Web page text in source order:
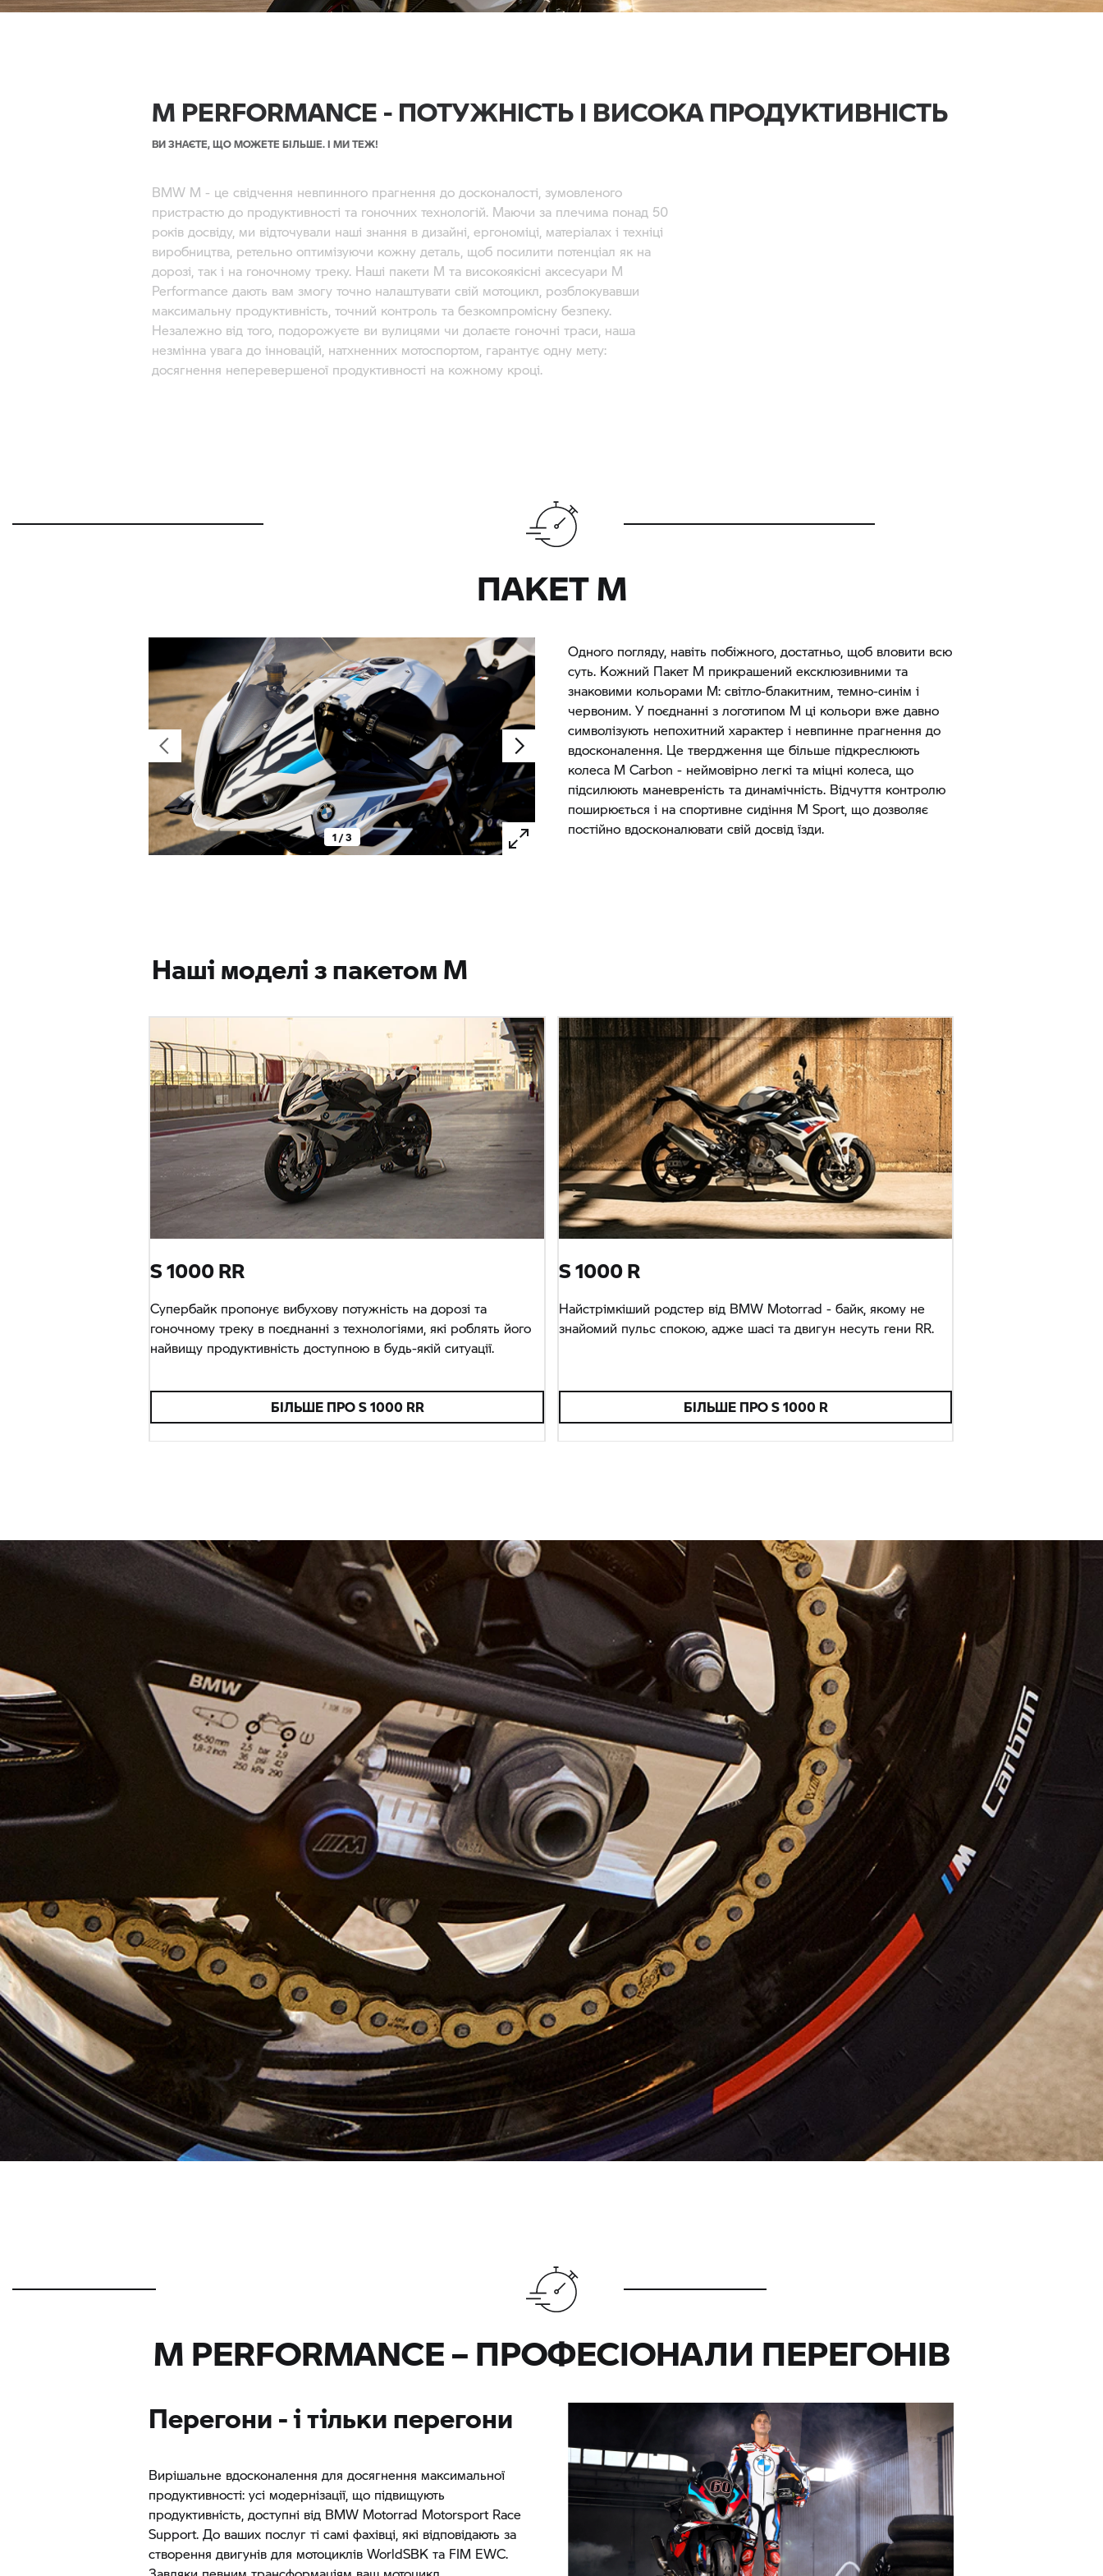
M PERFORMANCE - ПОТУЖНІСТЬ І ВИСОКА ПРОДУКТИВНІСТЬ
ВИ ЗНАЄТЕ, ЩО МОЖЕТЕ БІЛЬШЕ. І МИ ТЕЖ!
BMW M - це свідчення невпинного прагнення до досконалості, зумовленого
пристрастю до продуктивності та гоночних технологій. Маючи за плечима понад 50
років досвіду, ми відточували наші знання в дизайні, ергономіці, матеріалах і техніці
виробництва, ретельно оптимізуючи кожну деталь, щоб посилити потенціал як на
дорозі, так і на гоночному треку. Наші пакети M та високоякісні аксесуари M
Performance дають вам змогу точно налаштувати свій мотоцикл, розблокувавши
максимальну продуктивність, точний контроль та безкомпромісну безпеку.
Незалежно від того, подорожуєте ви вулицями чи долаєте гоночні траси, наша
незмінна увага до інновацій, натхненних мотоспортом, гарантує одну мету:
досягнення неперевершеної продуктивності на кожному кроці.
ПАКЕТ M
1 / 3
Одного погляду, навіть побіжного, достатньо, щоб вловити всю
суть. Кожний Пакет M прикрашений ексклюзивними та
знаковими кольорами M: світло-блакитним, темно-синім і
червоним. У поєднанні з логотипом M ці кольори вже давно
символізують непохитний характер і невпинне прагнення до
вдосконалення. Це твердження ще більше підкреслюють
колеса M Carbon - неймовірно легкі та міцні колеса, що
підсилюють маневреність та динамічність. Відчуття контролю
поширюється і на спортивне сидіння M Sport, що дозволяє
постійно вдосконалювати свій досвід їзди.
Наші моделі з пакетом M
S 1000 RR
Супербайк пропонує вибухову потужність на дорозі та
гоночному треку в поєднанні з технологіями, які роблять його
найвищу продуктивність доступною в будь-якій ситуації.
БІЛЬШЕ ПРОS 1000 RR
S 1000 R
Найстрімкіший родстер від BMW Motorrad - байк, якому не
знайомий пульс спокою, адже шасі та двигун несуть гени RR.
БІЛЬШЕ ПРОS 1000 R
M PERFORMANCE – ПРОФЕСІОНАЛИ ПЕРЕГОНІВ
Перегони - і тільки перегони
Вирішальне вдосконалення для досягнення максимальної
продуктивності: усі модернізації, що підвищують
продуктивність, доступні від BMW Motorrad Motorsport Race
Support. До ваших послуг ті самі фахівці, які відповідають за
створення двигунів для мотоциклів WorldSBK та FIM EWC.